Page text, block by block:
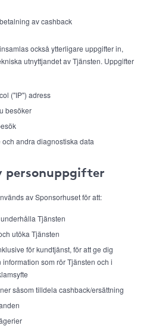
av cashback
också ytterligare uppgifter in,
utnyttjandet av Tjänsten. Uppgifter
("IP") adress
besöker
andra diagnostiska data
personuppgifter
av Sponsorhuset för att:
Tjänsten
utöka Tjänsten
för kundtjänst, för att ge dig
som rör Tjänsten och i
såsom tilldela cashback/ersättning